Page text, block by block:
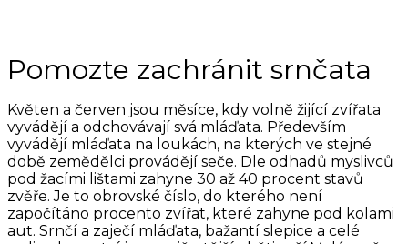
Pomozte zachránit srnčata
Květen a červen jsou měsíce, kdy volně žijící zvířata
vyvádějí a odchovávají svá mláďata. Především
vyvádějí mláďata na loukách, na kterých ve stejné
době zemědělci provádějí seče. Dle odhadů myslivců
pod žacími lištami zahyne 30 až 40 procent stavů
zvěře. Je to obrovské číslo, do kterého není
započítáno procento zvířat, které zahyne pod kolami
aut. Srnčí a zaječí mláďata, bažantí slepice a celé